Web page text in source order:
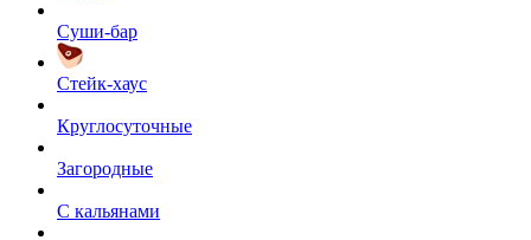
Суши-бар
Стейк-хаус
Круглосуточные
Загородные
С кальянами